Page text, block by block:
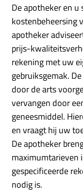
De apotheker en
kostenbeheersing
apotheker
prijs-
rekening met uw
gebruiksgemak.
door de arts
vervangen door
geneesmiddel.
en vraagt hij uw
De apotheker
maximumtarieven
gespecificeerde
nodig is.